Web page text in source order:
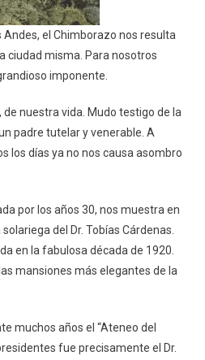
el Chimborazo nos resulta
ciudad misma. Para nosotros
imponente.
nuestra vida. Mudo testigo de la
padre tutelar y venerable. A
los días ya no nos causa asombro
por los años 30, nos muestra en
del Dr. Tobías Cárdenas.
en la fabulosa década de 1920.
mansiones más elegantes de la
muchos años el “Ateneo del
fue precisamente el Dr.